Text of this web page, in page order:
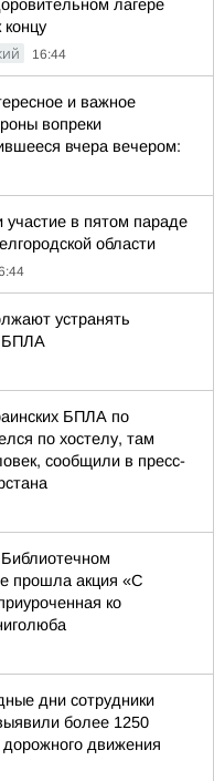
лагере
16:44
и важное
вопреки
вчера вечером:
участие в пятом параде
области
устранять
БПЛА
БПЛА по
по хостелу, там
сообщили в пресс-
прошла акция «С
ко
дни сотрудники
более 1250
движения